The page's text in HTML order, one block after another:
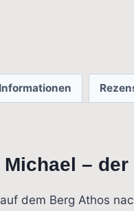
–
dem Berg Athos